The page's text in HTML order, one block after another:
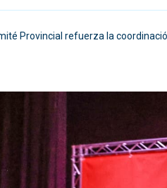
Provincial refuerza la